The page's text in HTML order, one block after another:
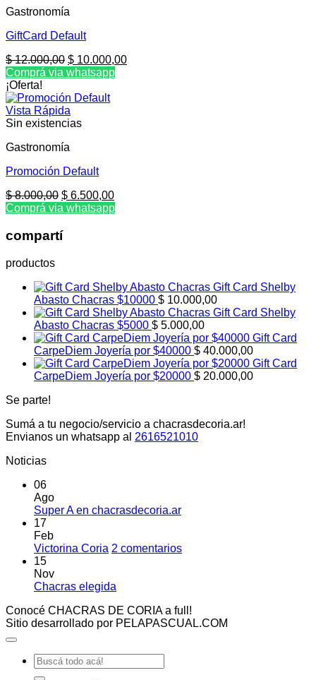
Gastronomía
GiftCard Default
$12.000,00 El
precio
era:
$ 12.000,00.
$ 10.000,00El
Comprá via whatsapp
¡Oferta!
Vista Rápida
Sin existencias
Gastronomía
Promoción Default
$8.000,00 El
precio
era:
$ 6.500,00El
precio
Comprá via whatsapp
compartí
productos
Gift Card Shelby
Abasto Chacras $10000 $ 10.000,00
Gift Card Shelby
Abasto Chacras $5000 $ 5.000,00
Gift Card
CarpeDiem Joyería por $40000 $ 40.000,00
Gift Card
CarpeDiem Joyería por $20000 $ 20.000,00
Se parte!
Sumá a tu negocio/servicio a chacrasdecoria.ar!
Envianos un whatsapp al 2616521010
Noticias
06
Ago
Super A en chacrasdecoria.arNo
en
17
Feb
Victorina Coria 2 comentariosen
15
Nov
Chacras elegida
comentarios
en
Conocé CHACRAS DE CORIA a full!
Sitio desarrollado por PELAPASCUAL.COM
Buscar
por: